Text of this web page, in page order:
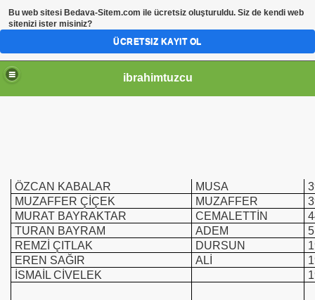
ibrahimtuzcu
ÖZCAN KABALAR MUSA
MUZAFFER ÇİÇEK
MUZAFFER
MURAT BAYRAKTAR
CEMALETTİN
TURAN BAYRAM
ADEM
REMZİ ÇITLAK
DURSUN
EREN SAĞIR
ALİ
İSMAİL CİVELEK
Bu web sitesi Bedava-Sitem.com ile ücretsiz oluşturuldu. Siz de kendi web
sitenizi ister misiniz?
ÜCRETSIZ KAYIT OL